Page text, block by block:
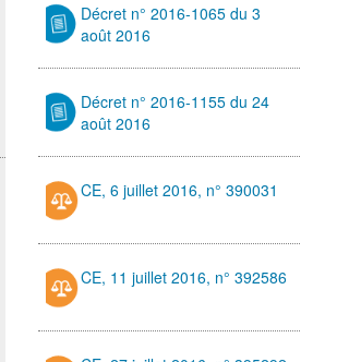
Décret n° 2016-1065 du 3
août 2016
Décret n° 2016-1155 du 24
août 2016
CE, 6 juillet 2016, n° 390031
CE, 11 juillet 2016, n° 392586